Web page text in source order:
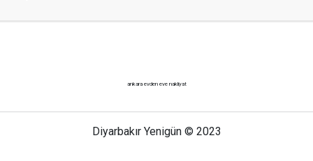
ankara evden eve nakliyat
Diyarbakır Yenigün © 2023